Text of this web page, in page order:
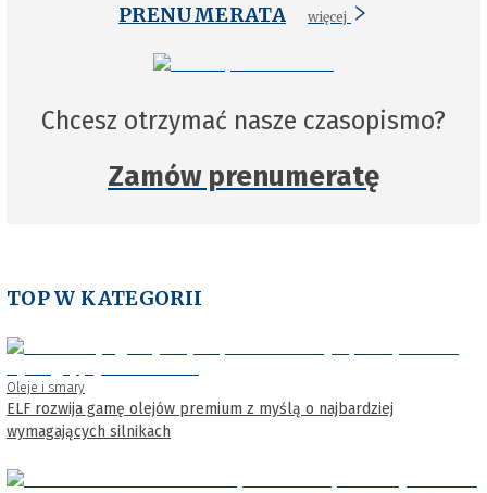
PRENUMERATA więcej
Chcesz otrzymać nasze czasopismo?
Zamów prenumeratę
TOP W KATEGORII
Oleje i smary
ELF rozwija gamę olejów premium z myślą o najbardziej
wymagających silnikach